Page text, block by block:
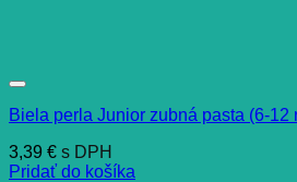
Biela perla Junior zubná pasta (6-12
3,39 € s DPH
Pridať do košíka